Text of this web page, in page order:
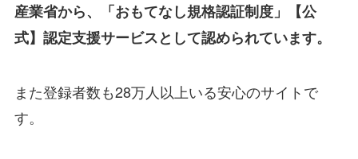
産業省から、「おもてなし規格認証制度」【公
式】認定支援サービスとして認められています。
また登録者数も28万人以上いる安心のサイトで
す。